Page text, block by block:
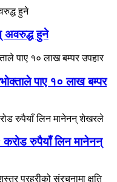
अवरुद्ध हुने
पाए १० लाख बम्पर
करोड रुपैयाँ लिन मानेनन्